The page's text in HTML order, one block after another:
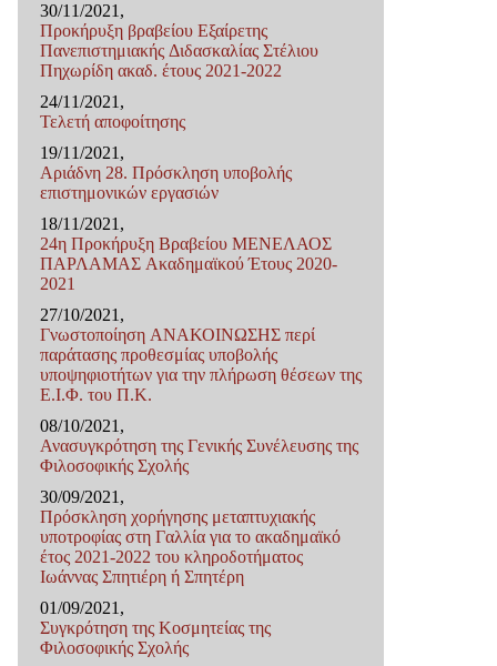
30/11/2021,
Προκήρυξη βραβείου Εξαίρετης
Πανεπιστημιακής Διδασκαλίας Στέλιου
Πηχωρίδη ακαδ. έτους 2021-2022
24/11/2021,
Τελετή αποφοίτησης
19/11/2021,
Αριάδνη 28. Πρόσκληση υποβολής
επιστημονικών εργασιών
18/11/2021,
24η Προκήρυξη Βραβείου ΜΕΝΕΛΑΟΣ
ΠΑΡΛΑΜΑΣ Ακαδημαϊκού Έτους 2020-
2021
27/10/2021,
Γνωστοποίηση ΑΝΑΚΟΙΝΩΣΗΣ περί
παράτασης προθεσμίας υποβολής
υποψηφιοτήτων για την πλήρωση θέσεων της
Ε.Ι.Φ. του Π.K.
08/10/2021,
Ανασυγκρότηση της Γενικής Συνέλευσης της
Φιλοσοφικής Σχολής
30/09/2021,
Πρόσκληση χορήγησης μεταπτυχιακής
υποτροφίας στη Γαλλία για το ακαδημαϊκό
έτος 2021-2022 του κληροδοτήματος
Ιωάννας Σπητιέρη ή Σπητέρη
01/09/2021,
Συγκρότηση της Κοσμητείας της
Φιλοσοφικής Σχολής